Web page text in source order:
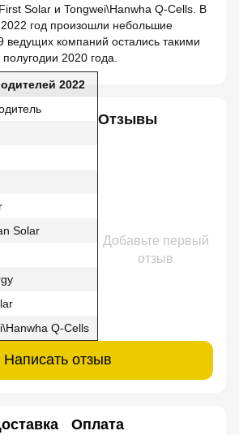
Solar и Tongwei\Hanwha Q-Cells. В
2022 год произошли небольшие
ведущих компаний остались такими
2020 года.
2022
Solar
Q-Cells
Отзывы
Добавьте первый
отзыв
Написать отзыв
Оплата